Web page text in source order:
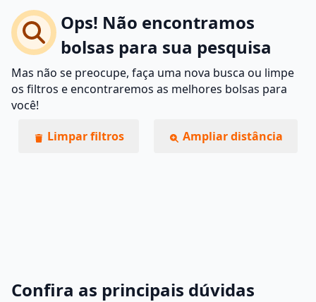
Ops! Não encontramos
bolsas para sua pesquisa
Mas não se preocupe, faça uma nova busca ou limpe
os filtros e encontraremos as melhores bolsas para
você!
Limpar filtros
Ampliar distância
Confira as principais dúvidas